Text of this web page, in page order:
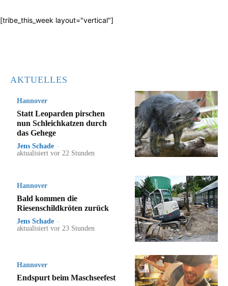
[tribe_this_week layout="vertical"]
AKTUELLES
Hannover
Statt Leoparden pirschen
nun Schleichkatzen durch
das Gehege
Jens Schade -
aktualisiert vor 22 Stunden
Hannover
Bald kommen die
Riesenschildkröten zurück
Jens Schade -
aktualisiert vor 23 Stunden
Hannover
Endspurt beim Maschseefest